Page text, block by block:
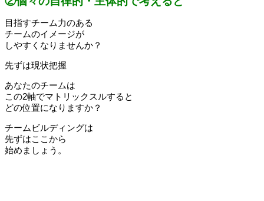
目指すチーム力のある
チームのイメージが
しやすくなりませんか？
先ずは現状把握
あなたのチームは
この2軸でマトリックスルすると
どの位置になりますか？
チームビルディングは
先ずはここから
始めましょう。